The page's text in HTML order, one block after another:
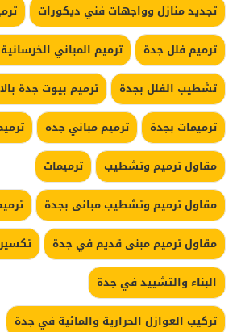
تجديد منازل وواجهات فني ديكورات
ترميم فلل جدة
ترميم المباني
تشطيب الفلل بجدة
ترميم بيوت جدة
ترميمات بجدة
ترميم مباني جده
مقاول ترميم وتشطيب
ترميمات
مقاول ترميم وتشطيب مبانى بجدة
مقاول ترميم مبنى قديم في جدة
البناء والتشييد في جدة
تركيب العوازل الحرارية والمائية في جدة